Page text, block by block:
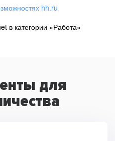
hh.ru
в категории «Работа»
для